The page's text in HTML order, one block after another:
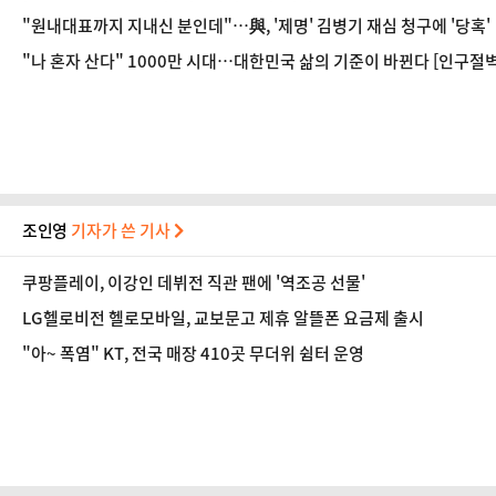
"원내대표까지 지내신 분인데"…與, '제명' 김병기 재심 청구에 '당혹'
"나 혼자 산다" 1000만 시대…대한민국 삶의 기준이 바뀐다 [인구
조인영 기자가 쓴 기사
쿠팡플레이, 이강인 데뷔전 직관 팬에 '역조공 선물'
LG헬로비전 헬로모바일, 교보문고 제휴 알뜰폰 요금제 출시
"아~ 폭염" KT, 전국 매장 410곳 무더위 쉼터 운영